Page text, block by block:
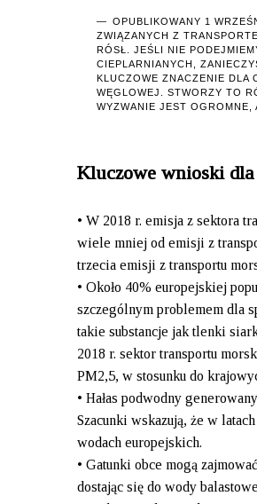
OPUBLIKOWANY 1
ZWIĄZANYCH Z
RÓSŁ. JEŚLI NIE
CIEPLARNIANYCH,
KLUCZOWE ZNACZENIE DLA
WĘGLOWEJ. STWORZY TO
WYZWANIE JEST
Kluczowe wnioski
• W 2018 r. emisja z sektora
wiele mniej od emisji z
trzecia emisji z transportu
• Około 40% europejskiej
szczególnym problemem dla
takie substancje jak tlenki
2018 r. sektor transportu
PM2,5, w stosunku do
• Hałas podwodny
Szacunki wskazują, że w
wodach europejskich.
• Gatunki obce mogą
dostając się do wody